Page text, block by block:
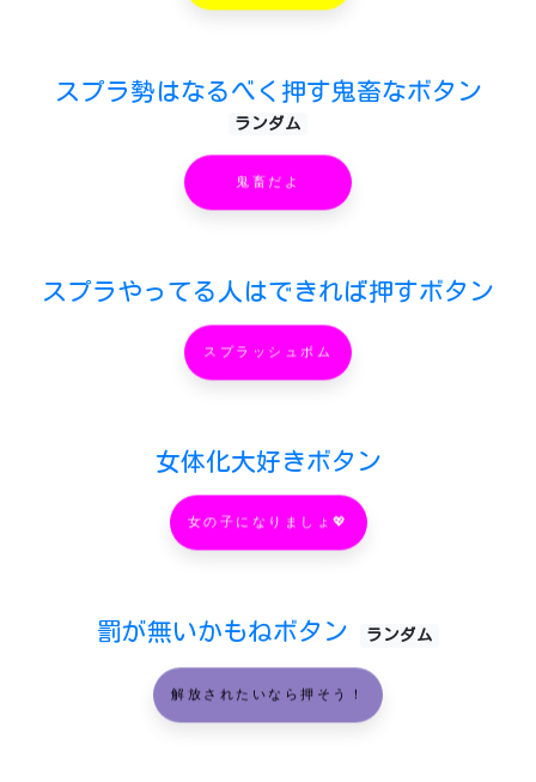
スプラ勢はなるべく押す鬼畜なボタン
ランダム
鬼畜だよ
スプラやってる人はできれば押すボタン
スプラッシュボム
女体化大好きボタン
女の子になりましょ💖
罰が無いかもねボタン ランダム
解放されたいなら押そう！